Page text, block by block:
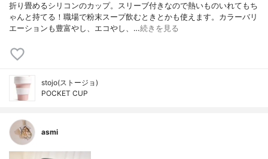
折り畳めるシリコンのカップ。スリーブ付きなので熱いものいれてもち
ゃんと持てる！職場で粉末スープ飲むときとかも使えます。カラーバリ
エーションも豊富やし、エコやし、…続きを見る
stojo(ストージョ)
POCKET CUP
asmi